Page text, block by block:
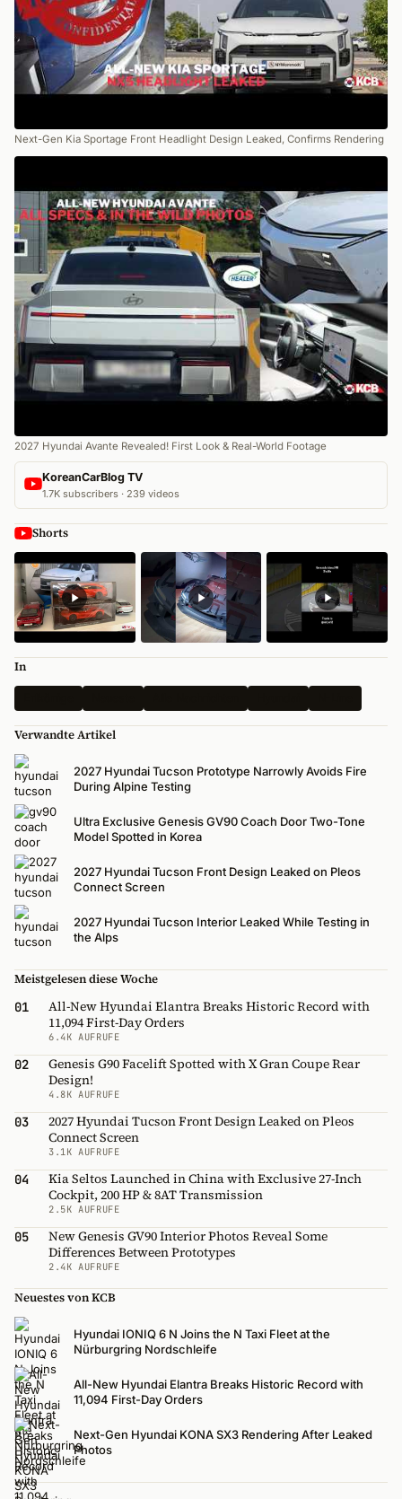
Next-Gen Kia Sportage Front Headlight Design Leaked, Confirms Rendering
2027 Hyundai Avante Revealed! First Look & Real-World Footage
KoreanCarBlog TV
1.7K subscribers · 239 videos
Shorts
In
Verwandte Artikel
2027 Hyundai Tucson Prototype Narrowly Avoids Fire
During Alpine Testing
Ultra Exclusive Genesis GV90 Coach Door Two-Tone
Model Spotted in Korea
2027 Hyundai Tucson Front Design Leaked on Pleos
Connect Screen
2027 Hyundai Tucson Interior Leaked While Testing in
the Alps
Meistgelesen diese Woche
01
All-New Hyundai Elantra Breaks Historic Record with
11,094 First-Day Orders
6.4K AUFRUFE
02
Genesis G90 Facelift Spotted with X Gran Coupe Rear
Design!
4.8K AUFRUFE
03
2027 Hyundai Tucson Front Design Leaked on Pleos
Connect Screen
3.1K AUFRUFE
04
Kia Seltos Launched in China with Exclusive 27-Inch
Cockpit, 200 HP & 8AT Transmission
2.5K AUFRUFE
05
New Genesis GV90 Interior Photos Reveal Some
Differences Between Prototypes
2.4K AUFRUFE
Neuestes von KCB
Hyundai IONIQ 6 N Joins the N Taxi Fleet at the
Nürburgring Nordschleife
All-New Hyundai Elantra Breaks Historic Record with
11,094 First-Day Orders
Next-Gen Hyundai KONA SX3 Rendering After Leaked
Photos